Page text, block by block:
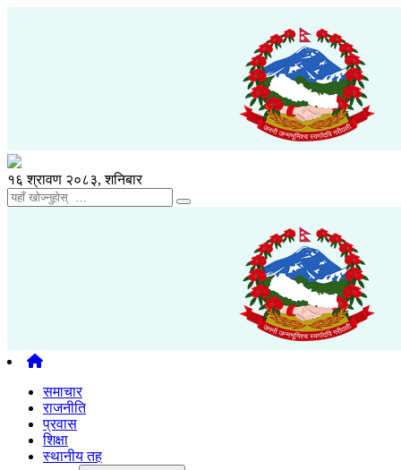
१६ श्रावण २०८३, शनिबार
समाचार
राजनीति
प्रवास
शिक्षा
स्थानीय तह